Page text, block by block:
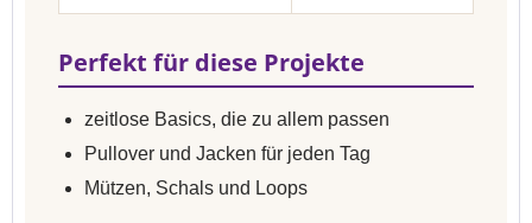
Perfekt für diese Projekte
zeitlose Basics, die zu allem passen
Pullover und Jacken für jeden Tag
Mützen, Schals und Loops